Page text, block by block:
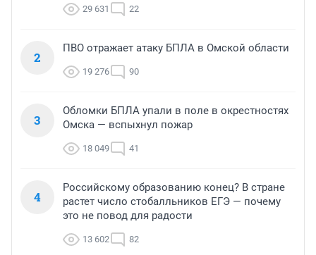
29 631 22
2
ПВО отражает атаку БПЛА в Омской области
19 276 90
3
Обломки БПЛА упали в поле в окрестностях
Омска — вспыхнул пожар
18 049 41
4
Российскому образованию конец? В стране
растет число стобалльников ЕГЭ — почему
это не повод для радости
13 602 82